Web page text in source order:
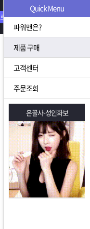
로그인
Quick Menu
파워맨은?
제품 구매
고객센터
주문조회
은꼴사-성인화보